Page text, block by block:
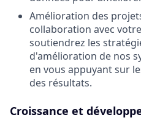
Amélioration des
collaboration avec
soutiendrez les
d'amélioration de nos
en vous appuyant sur
des résultats.
Croissance et